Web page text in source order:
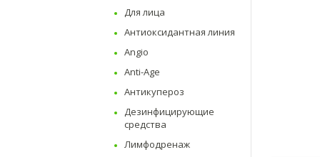
Для лица
Антиоксидантная линия
Angio
Anti-Age
Антикупероз
Дезинфицирующие
средства
Лимфодренаж